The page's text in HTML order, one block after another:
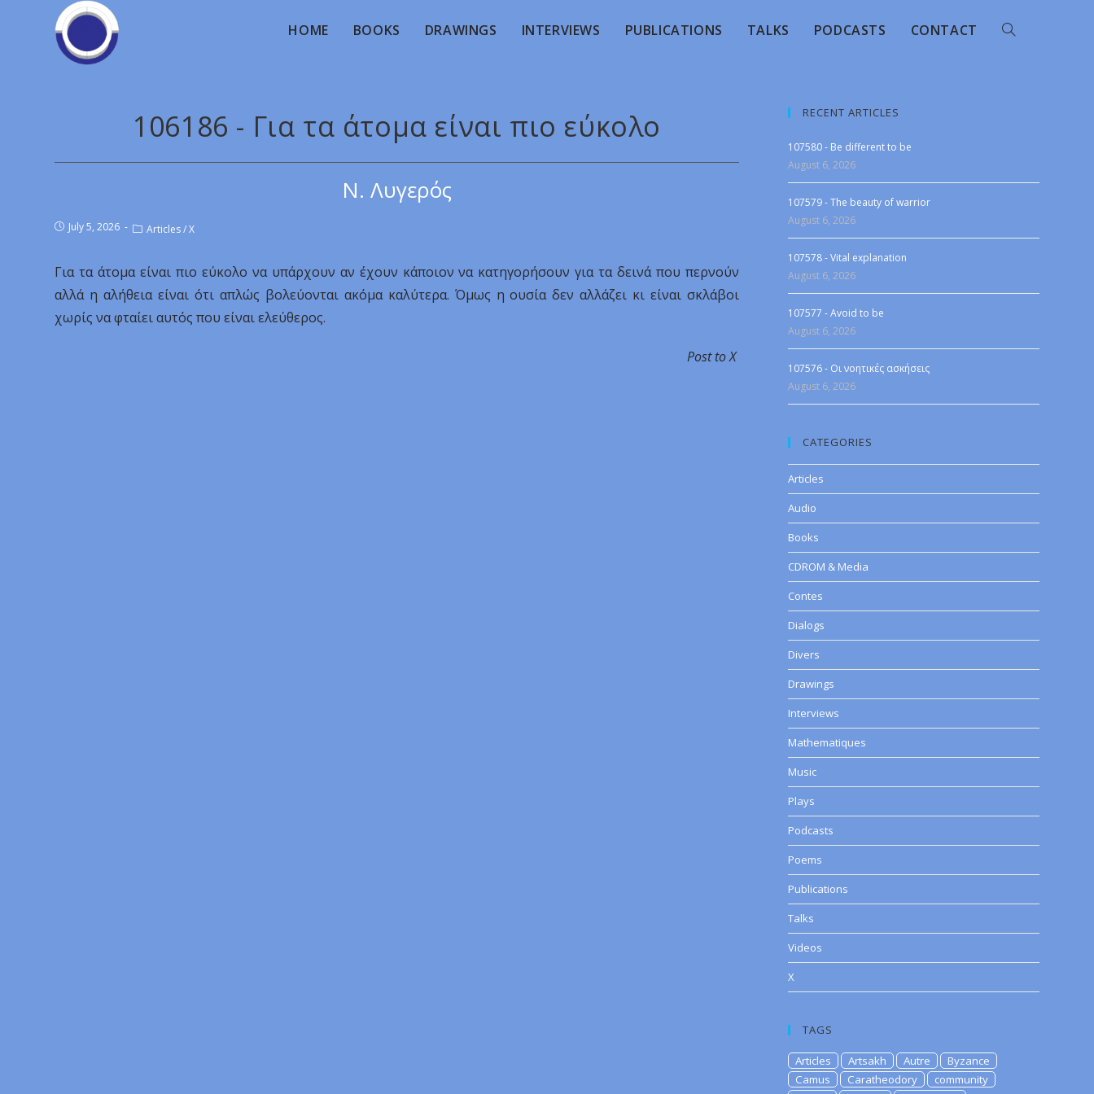
HOME BOOKS DRAWINGS INTERVIEWS PUBLICATIONS TALKS PODCASTS CONTACT
106186 - Για τα άτομα είναι πιο εύκολο
Ν. Λυγερός
July 5, 2026 Articles/X
Για τα άτομα είναι πιο εύκολο να υπάρχουν αν έχουν κάποιον να κατηγορήσουν για τα δεινά που περνούν
αλλά η αλήθεια είναι ότι απλώς βολεύονται ακόμα καλύτερα. Όμως η ουσία δεν αλλάζει κι είναι σκλάβοι
χωρίς να φταίει αυτός που είναι ελεύθερος.
Post to X
RECENT ARTICLES
107580 - Be different to be
August 6, 2026
107579 - The beauty of warrior
August 6, 2026
107578 - Vital explanation
August 6, 2026
107577 - Avoid to be
August 6, 2026
107576 - Οι νοητικές ασκήσεις
August 6, 2026
CATEGORIES
Articles
Audio
Books
CDROM & Media
Contes
Dialogs
Divers
Drawings
Interviews
Mathematiques
Music
Plays
Podcasts
Poems
Publications
Talks
Videos
X
TAGS
Articles Artsakh Autre
Byzance
Camus
Caratheodory
community